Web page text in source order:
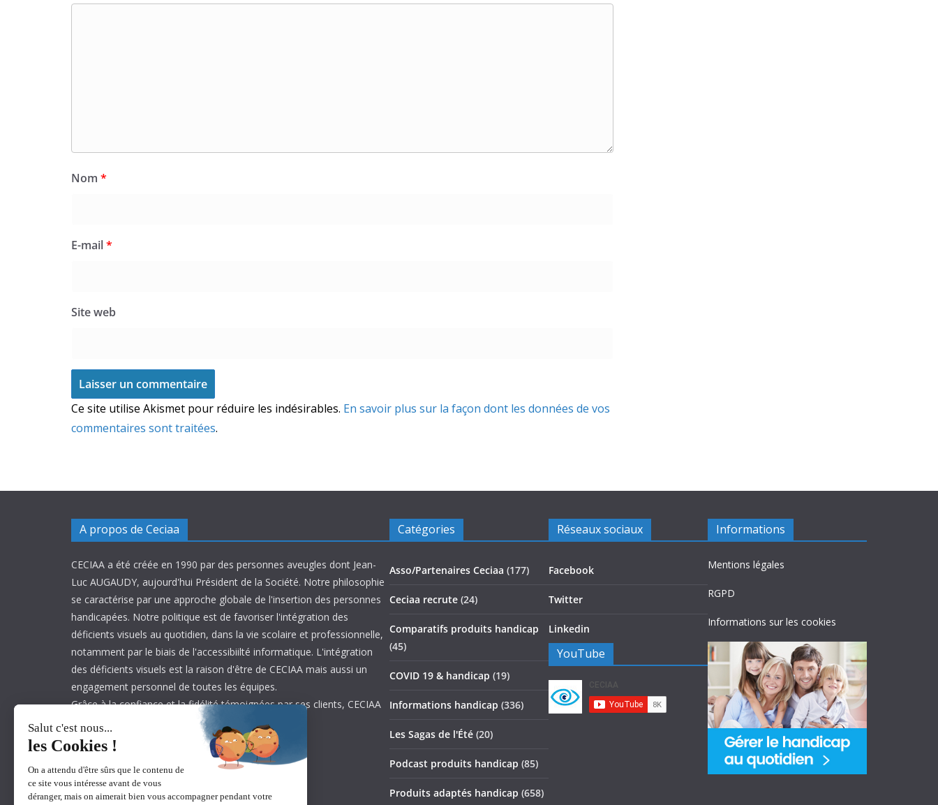
Nom *
E-mail*
Site web
Ce site utilise Akismet pour réduire les indésirables. En savoir plus sur la façon dont les données de vos
commentaires sont traitées.
A propos de Ceciaa
CECIAA a été créée en 1990 par des personnes aveugles dont Jean-
Luc AUGAUDY, aujourd'hui Président de la Société. Notre philosophie
se caractérise par une approche globale de l'insertion des personnes
handicapées. Notre politique est de favoriser l'intégration des
déficients visuels au quotidien, dans la vie scolaire et professionnelle,
notamment par le biais de l'accessibiilté informatique. L'intégration
des déficients visuels est la raison d'être de CECIAA mais aussi un
engagement personnel de toutes les équipes.
Grâce à la confiance et la fidélité témoignées par ses clients, CECIAA
est aujourd’hui leader sur son marché.
Catégories
Asso/Partenaires Ceciaa (177)
Ceciaa recrute (24)
Comparatifs produits handicap
(45)
COVID 19 & handicap (19)
Informations handicap (336)
Les Sagas de l'Été (20)
Podcast produits handicap (85)
Produits adaptés handicap (658)
Réseaux sociaux
Facebook
Twitter
Linkedin
YouTube
Informations
Mentions légales
RGPD
Informations sur les cookies